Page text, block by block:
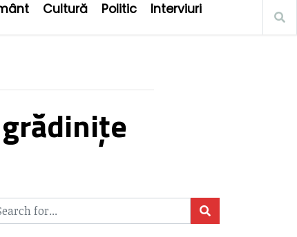
Cultură Politic
Interviuri